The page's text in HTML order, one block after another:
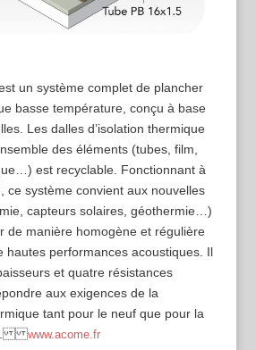
un système complet de plancher
basse température, conçu à base
Les dalles d’isolation thermique
des éléments (tubes, film,
est recyclable. Fonctionnant à
ce système convient aux nouvelles
capteurs solaires, géothermie…)
de manière homogène et régulière
hautes performances acoustiques. Il
et quatre résistances
aux exigences de la
tant pour le neuf que pour la
www.acome.fr